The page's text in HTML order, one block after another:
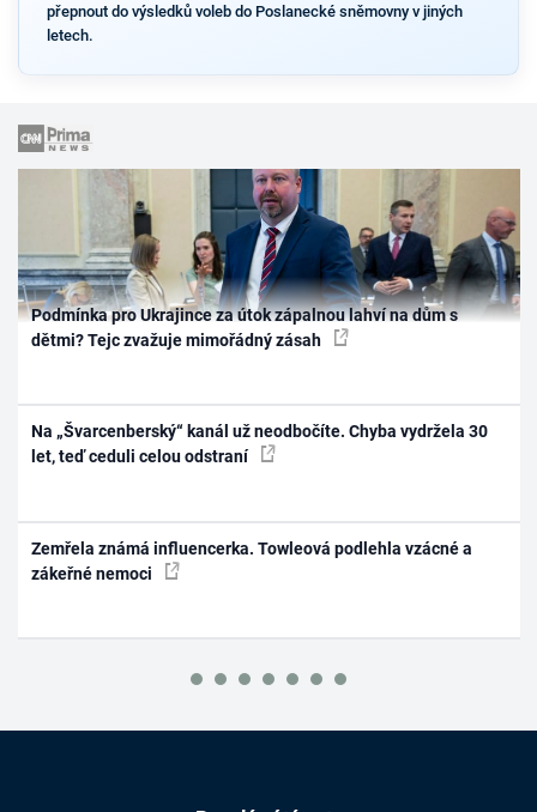
přepnout do výsledků voleb do Poslanecké sněmovny v jiných
letech.
Podmínka pro Ukrajince za útok zápalnou lahví na dům s
dětmi? Tejc zvažuje mimořádný zásah
Na „Švarcenberský“ kanál už neodbočíte. Chyba vydržela 30
let, teď ceduli celou odstraní
Zemřela známá influencerka. Towleová podlehla vzácné a
zákeřné nemoci